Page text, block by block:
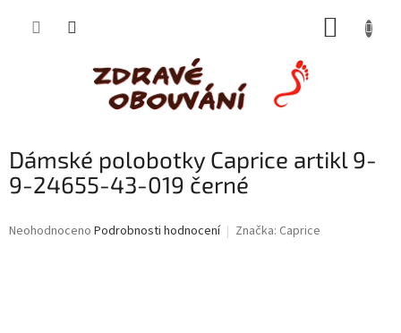
Dámské polobotky Caprice artikl 9-
9-24655-43-019 černé
Průměrné
Neohodnoceno Podrobnosti hodnocení Značka: Caprice